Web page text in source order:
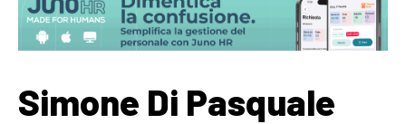
Simone Di Pasquale